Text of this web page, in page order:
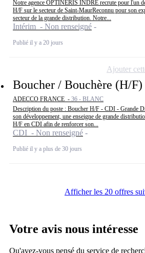
Notre agence OPTINERIS INDRE recrute pour l'un
H/F sur le secteur de Saint-MaurReconnu pour son
secteur de la grande distribution. Notre...
Intérim - Non renseigné
Publié il y a 20 jours
Boucher / Bouchère (H/F)
ADECCO FRANCE - 36 - BLANC
Description du poste : Boucher H/F - CDI - Grande
son développement, une enseigne de grande
H/F en CDI afin de renforcer son...
CDI - Non renseigné
Publié il y a plus de 30 jours
Ajouter
Afficher les 20 offres
Votre avis nous intéresse
Qu'avez-vous pensé du service de